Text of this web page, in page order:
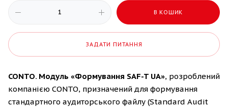
В КОШИК
ЗАДАТИ ПИТАННЯ
CONTO. Модуль «Формування SAF-T UA», розроблений
компанією CONTO, призначений для формування
стандартного аудиторського файлу (Standard Audit